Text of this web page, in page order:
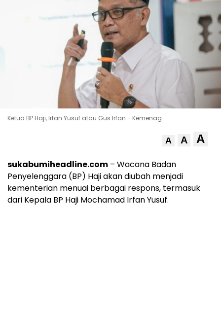
Ketua BP Haji, Irfan Yusuf atau Gus Irfan - Kemenag
A A A
sukabumiheadline.com – Wacana Badan
Penyelenggara (BP) Haji akan diubah menjadi
kementerian menuai berbagai respons, termasuk
dari Kepala BP Haji Mochamad Irfan Yusuf.